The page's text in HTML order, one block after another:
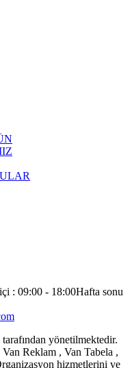
: 09:00 - 18:00Hafta sonu
yönetilmektedir.
Reklam , Van Tabela ,
hizmetlerini ve